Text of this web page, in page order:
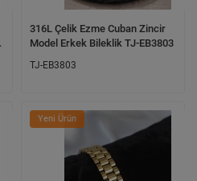
316L Çelik Ezme Cuban Zincir
Model Erkek Bileklik TJ-EB3803
TJ-EB3803
Yeni Ürün